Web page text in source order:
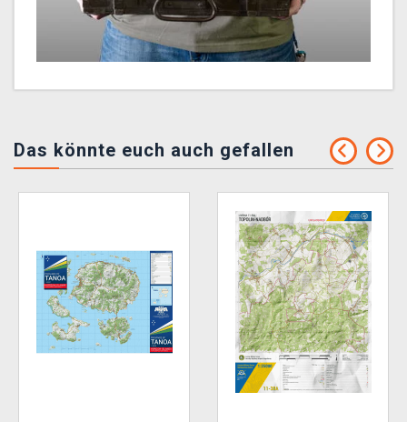
Das könnte euch auch gefallen